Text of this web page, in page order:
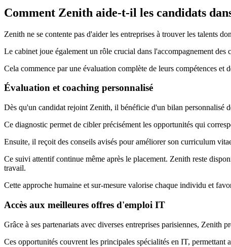
Comment Zenith aide-t-il les candidats
Zenith ne se contente pas d'aider les entreprises à trouver les talents
Le cabinet joue également un rôle crucial dans l'accompagnement
Cela commence par une évaluation complète de leurs compétences et
Évaluation et coaching personnalisé
Dès qu'un candidat rejoint Zenith, il bénéficie d'un bilan personnalisé
Ce diagnostic permet de cibler précisément les opportunités qui
Ensuite, il reçoit des conseils avisés pour améliorer son curriculum
Ce suivi attentif continue même après le placement. Zenith reste
travail.
Cette approche humaine et sur-mesure valorise chaque individu et
Accès aux meilleures offres d'emploi IT
Grâce à ses partenariats avec diverses entreprises parisiennes, Zenith
Ces opportunités couvrent les principales spécialités en IT,